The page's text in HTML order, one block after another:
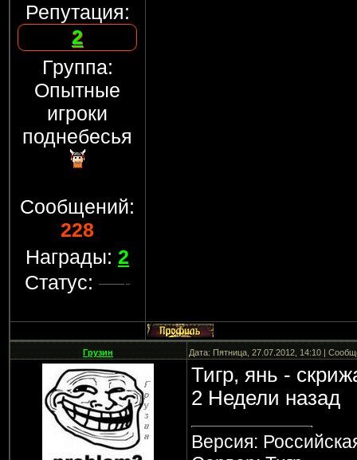
Репутация:
2
Группа:
Опытные
игроки
поднебесья
Сообщений:
228
Награды: 2
Статус:
Грузин Дата: Пятница, 27.07.2012, 14:10 |
Тигр, янь -
2 Недели назад
Версия: